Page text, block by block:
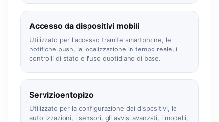
Accesso da dispositivi mobili
Utilizzato per l'accesso tramite smartphone, le
notifiche push, la localizzazione in tempo reale, i
controlli di stato e l'uso quotidiano di base.
Servizioentopizo
Utilizzato per la configurazione dei dispositivi, le
autorizzazioni, i sensori, gli avvisi avanzati, i modelli,